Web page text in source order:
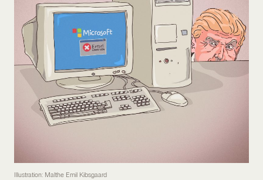
Illustration: Malthe Emil Kibsgaard